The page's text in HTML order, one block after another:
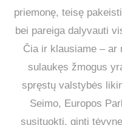
priemonę, teisę
bei pareiga dalyvauti
Čia ir klausiame – ar
sulaukęs žmogus
spręstų valstybės
Seimo, Europos
susituokti, ginti